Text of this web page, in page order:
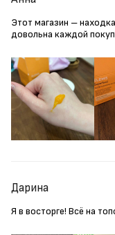
Этот магазин –
довольна каждой
Дарина
Я в восторге! Всё на